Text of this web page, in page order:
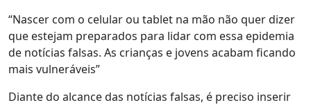
“Nascer com o celular ou tablet na mão não quer dizer
que estejam preparados para lidar com essa epidemia
de notícias falsas. As crianças e jovens acabam ficando
mais vulneráveis”
Diante do alcance das notícias falsas, é preciso inserir